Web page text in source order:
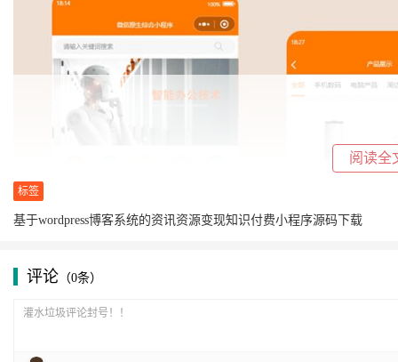
阅读全
标签
基于wordpress博客系统的资讯资源变现知识付费小程序源码下载
评论 （0条）